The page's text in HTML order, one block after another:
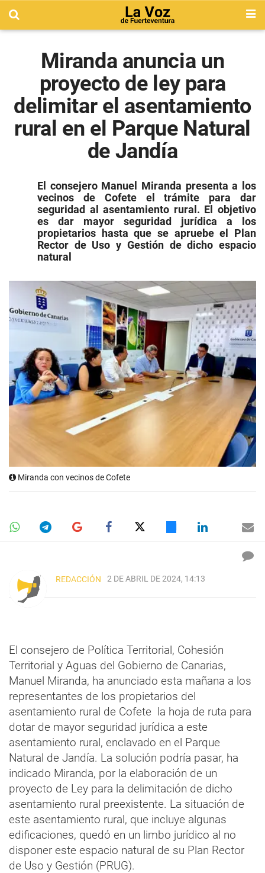
Miranda anuncia un
proyecto de ley para
delimitar el asentamiento
rural en el Parque Natural
de Jandía
El consejero Manuel Miranda presenta a los
vecinos de Cofete el trámite para dar
seguridad al asentamiento rural. El objetivo
es dar mayor seguridad jurídica a los
propietarios hasta que se apruebe el Plan
Rector de Uso y Gestión de dicho espacio
natural
Miranda con vecinos de Cofete
REDACCIÓN 2 DE ABRIL DE 2024, 14:13
El consejero de Política Territorial, Cohesión
Territorial y Aguas del Gobierno de Canarias,
Manuel Miranda, ha anunciado esta mañana a los
representantes de los propietarios del
asentamiento rural de Cofete la hoja de ruta para
dotar de mayor seguridad jurídica a este
asentamiento rural, enclavado en el Parque
Natural de Jandía. La solución podría pasar, ha
indicado Miranda, por la elaboración de un
proyecto de Ley para la delimitación de dicho
asentamiento rural preexistente. La situación de
este asentamiento rural, que incluye algunas
edificaciones, quedó en un limbo jurídico al no
disponer este espacio natural de su Plan Rector
de Uso y Gestión (PRUG).